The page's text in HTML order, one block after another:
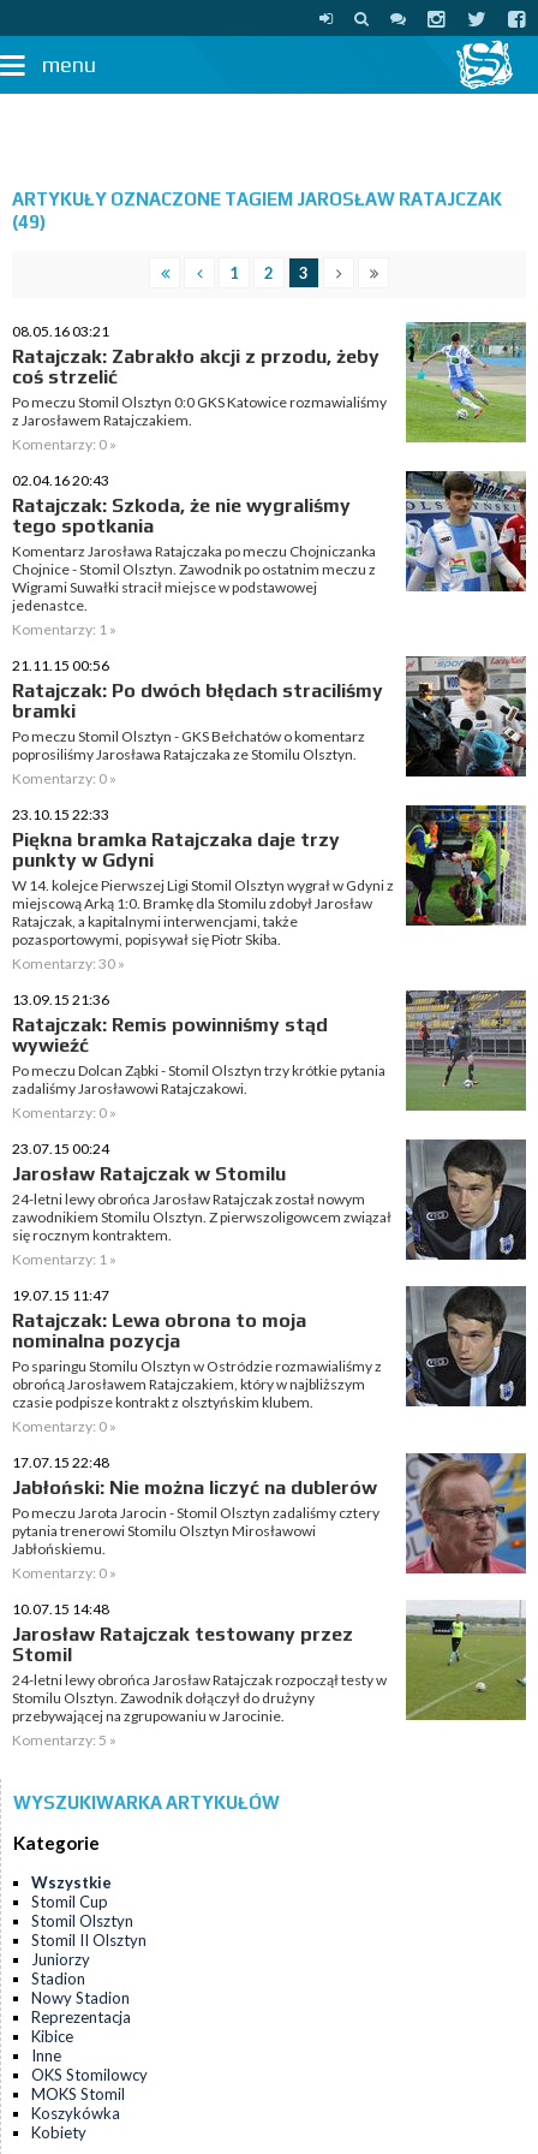
menu
ARTYKUŁY OZNACZONE TAGIEM JAROSŁAW RATAJCZAK
(49)
1 2 3
08.05.16 03:21
Ratajczak: Zabrakło akcji z przodu, żeby
coś strzelić
Po meczu Stomil Olsztyn 0:0 GKS Katowice rozmawialiśmy
z Jarosławem Ratajczakiem.
Komentarzy: 0 »
02.04.16 20:43
Ratajczak: Szkoda, że nie wygraliśmy
tego spotkania
Komentarz Jarosława Ratajczaka po meczu Chojniczanka
Chojnice - Stomil Olsztyn. Zawodnik po ostatnim meczu z
Wigrami Suwałki stracił miejsce w podstawowej
jedenastce.
Komentarzy: 1 »
21.11.15 00:56
Ratajczak: Po dwóch błędach straciliśmy
bramki
Po meczu Stomil Olsztyn - GKS Bełchatów o komentarz
poprosiliśmy Jarosława Ratajczaka ze Stomilu Olsztyn.
Komentarzy: 0 »
23.10.15 22:33
Piękna bramka Ratajczaka daje trzy
punkty w Gdyni
W 14. kolejce Pierwszej Ligi Stomil Olsztyn wygrał w Gdyni z
miejscową Arką 1:0. Bramkę dla Stomilu zdobył Jarosław
Ratajczak, a kapitalnymi interwencjami, także
pozasportowymi, popisywał się Piotr Skiba.
Komentarzy: 30 »
13.09.15 21:36
Ratajczak: Remis powinniśmy stąd
wywieźć
Po meczu Dolcan Ząbki - Stomil Olsztyn trzy krótkie pytania
zadaliśmy Jarosławowi Ratajczakowi.
Komentarzy: 0 »
23.07.15 00:24
Jarosław Ratajczak w Stomilu
24-letni lewy obrońca Jarosław Ratajczak został nowym
zawodnikiem Stomilu Olsztyn. Z pierwszoligowcem związał
się rocznym kontraktem.
Komentarzy: 1 »
19.07.15 11:47
Ratajczak: Lewa obrona to moja
nominalna pozycja
Po sparingu Stomilu Olsztyn w Ostródzie rozmawialiśmy z
obrońcą Jarosławem Ratajczakiem, który w najbliższym
czasie podpisze kontrakt z olsztyńskim klubem.
Komentarzy: 0 »
17.07.15 22:48
Jabłoński: Nie można liczyć na dublerów
Po meczu Jarota Jarocin - Stomil Olsztyn zadaliśmy cztery
pytania trenerowi Stomilu Olsztyn Mirosławowi
Jabłońskiemu.
Komentarzy: 0 »
10.07.15 14:48
Jarosław Ratajczak testowany przez
Stomil
24-letni lewy obrońca Jarosław Ratajczak rozpoczął testy w
Stomilu Olsztyn. Zawodnik dołączył do drużyny
przebywającej na zgrupowaniu w Jarocinie.
Komentarzy: 5 »
WYSZUKIWARKA ARTYKUŁÓW
Kategorie
Wszystkie
Stomil Cup
Stomil Olsztyn
Stomil II Olsztyn
Juniorzy
Stadion
Nowy Stadion
Reprezentacja
Kibice
Inne
OKS Stomilowcy
MOKS Stomil
Koszykówka
Kobiety